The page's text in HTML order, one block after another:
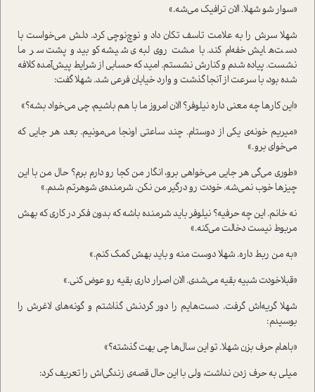
«سوار شو شهلا. الان ترافیک می‌شه.»
شهلا سرش را به علامت تاسف تکان داد و نوچ‌نوچی کرد. دلش می‌خواست با
دست‌هایش خفه‌ام کند. با مشت روی لبه‌ی شیشه کوبید و پشت سر ما
نشست. پیاده شدم و کنارش نشستم. امید که حسابی از شرایط پیش‌آمده کلافه
شده بود، با سرعت از آنجا گذشت و وارد خیابان فرعی شد. شهلا گفت:
«این کارها چه معنی داره نیلوفر؟ الان امروز ما با هم باشیم، چی می‌خواد بشه؟»
«میریم خونه‌ی یکی از دوستام. چند ساعتی اونجا می‌مونیم. بعد هر جایی که
می‌خوای برو.»
«طوری می‌گی هر جایی می‌خواهی برو، انگار من کجا رو دارم برم؟ حال من با این
چیزها خوب نمی‌شه. خودت رو درگیر من نکن. شرمنده‌ی شوهرتم شدم.»
نه خانم. این چه حرفیه؟ نیلوفر باید شرمنده باشه که بدون فکر در کاری که بهش
مربوط نیست دخالت می‌کنه.»
«به من ربط داره. شهلا دوست منه و باید بهش کمک کنم.»
«قبلاخودت شبیه بقیه می‌شدی‌. الان اصرار داری بقیه رو عوض کنی.»
شهلا گریه‌اش گرفت. دست‌هایم را دور گردنش گذاشتم و گونه‌های لاغرش را
بوسیدم:
«باهام حرف بزن شهلا. تو این سال‌ها چی بهت گذشته؟»
میلی به حرف زدن نداشت، ولی با این حال قصه‌ی زندگی‌اش را تعریف کرد: